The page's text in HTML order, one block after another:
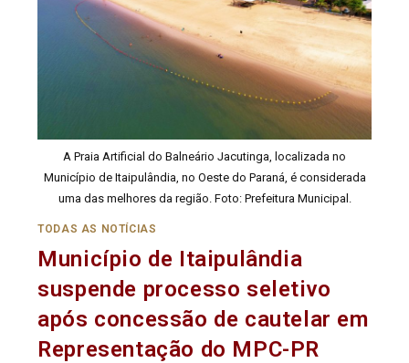
A Praia Artificial do Balneário Jacutinga, localizada no
Município de Itaipulândia, no Oeste do Paraná, é considerada
uma das melhores da região. Foto: Prefeitura Municipal.
TODAS AS NOTÍCIAS
Município de Itaipulândia
suspende processo seletivo
após concessão de cautelar em
Representação do MPC-PR